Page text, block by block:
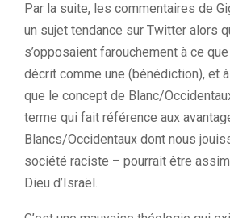
Par la suite, les commentaires de
un sujet tendance sur Twitter alors
s’opposaient farouchement à ce
décrit comme une (bénédiction), et
que le concept de Blanc/
terme qui fait référence aux
Blancs/Occidentaux dont nous
société raciste – pourrait être
Dieu d’Israël.